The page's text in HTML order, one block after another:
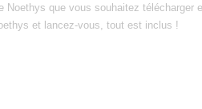
Noethys que vous souhaitez télécharger
et lancez-vous, tout est inclus !